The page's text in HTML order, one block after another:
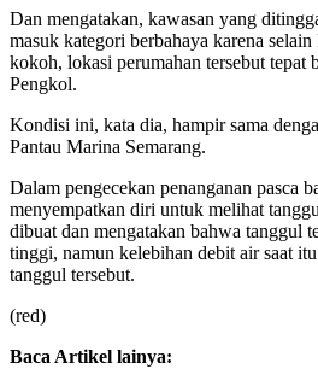
Dan mengatakan, kawasan yang
masuk kategori berbahaya karena
kokoh, lokasi perumahan tersebut tepat
Pengkol.
Kondisi ini, kata dia, hampir sama
Pantau Marina Semarang.
Dalam pengecekan penanganan pasca
menyempatkan diri untuk melihat
dibuat dan mengatakan bahwa tanggul
tinggi, namun kelebihan debit air saat
tanggul tersebut.
(red)
Baca Artikel lainya: